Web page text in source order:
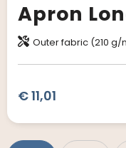
Apron
Outer fabric (210 g/
€ 11,01